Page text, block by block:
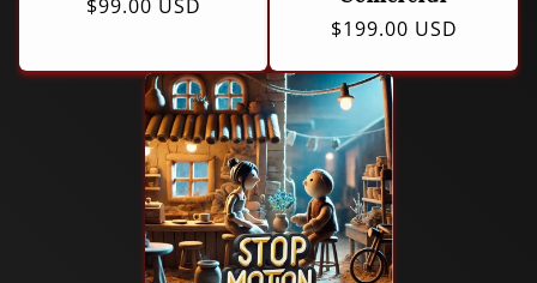
Precio
$99.00 USD
Precio
$199.00 USD